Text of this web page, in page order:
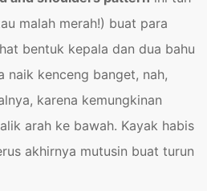
malah merah!) buat para
bentuk kepala dan dua bahu
naik kenceng banget, nah,
karena kemungkinan
arah ke bawah. Kayak habis
akhirnya mutusin buat turun